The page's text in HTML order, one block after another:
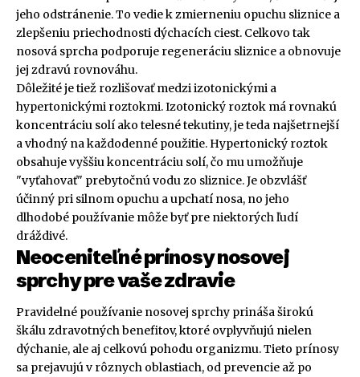
jeho odstránenie. To vedie k zmierneniu opuchu sliznice a
zlepšeniu priechodnosti dýchacích ciest. Celkovo tak
nosová sprcha podporuje regeneráciu sliznice a obnovuje
jej zdravú rovnováhu.
Dôležité je tiež rozlišovať medzi izotonickými a
hypertonickými roztokmi. Izotonický roztok má rovnakú
koncentráciu solí ako telesné tekutiny, je teda najšetrnejší
a vhodný na každodenné použitie. Hypertonický roztok
obsahuje vyššiu koncentráciu solí, čo mu umožňuje
"vyťahovať" prebytočnú vodu zo sliznice. Je obzvlášť
účinný pri silnom opuchu a upchatí nosa, no jeho
dlhodobé používanie môže byť pre niektorých ľudí
dráždivé.
Neoceniteľné prínosy nosovej
sprchy pre vaše zdravie
Pravidelné používanie nosovej sprchy prináša širokú
škálu zdravotných benefitov, ktoré ovplyvňujú nielen
dýchanie, ale aj celkovú pohodu organizmu. Tieto prínosy
sa prejavujú v rôznych oblastiach, od prevencie až po